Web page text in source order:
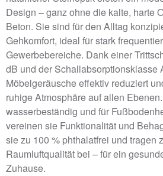
Design – ganz ohne die kalte, harte
Beton. Sie sind für den Alltag
Gehkomfort, ideal für stark
Gewerbebereiche. Dank einer
dB und der Schallabsorptionsklasse
Möbelgeräusche effektiv reduziert
ruhige Atmosphäre auf allen
wasserbeständig und für
vereinen sie Funktionalität und
sie zu 100 % phthalatfrei und tragen
Raumluftqualität bei – für ein
Zuhause.